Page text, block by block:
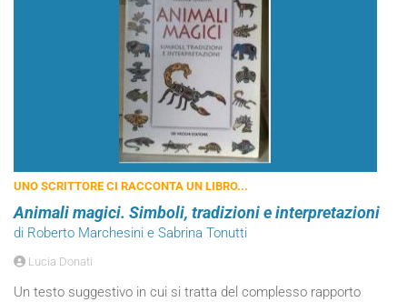
UNO SCRITTORE CI RACCONTA UN LIBRO...
Animali magici. Simboli, tradizioni e interpretazioni
di Roberto Marchesini e Sabrina Tonutti
Lucia Donati
Un testo suggestivo in cui si tratta del complesso rapporto